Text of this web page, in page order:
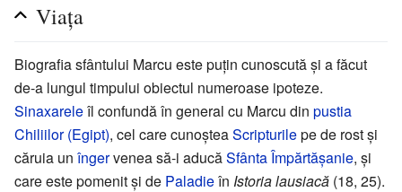
Viaţa
Biografia sfântului Marcu este puțin cunoscută și a făcut
de-a lungul timpului obiectul numeroase ipoteze.
Sinaxareleîl confundă în general cu Marcu din pustia
Chiliilor (Egipt), cel care cunoșteaScripturilepe de rost și
căruia un îngervenea să-i aducăSfânta Împărtășanie, și
care este pomenit și de Paladieîn Istoria lausiacă (18, 25).